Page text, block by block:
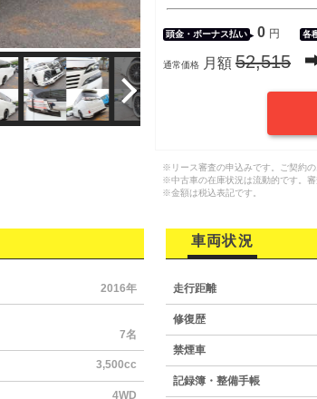
頭金・ボーナス払い 0 円 各
通常価格 月額 52,515
※リース審査の申込みです。ご契約
※中古車の在庫状況は流動的です。
※金額は税込表記です。
2016年
7名
3,500cc
4WD
車両状況
走行距離
修復歴
禁煙車
記録簿・整備手帳